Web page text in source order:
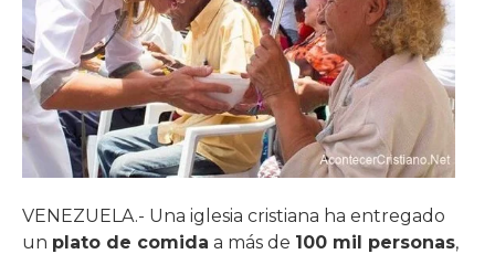
VENEZUELA.- Una iglesia cristiana ha entregado
un plato de comida a más de 100 mil personas,